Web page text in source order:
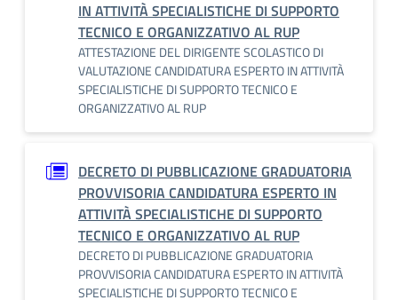
IN ATTIVITÀ SPECIALISTICHE DI SUPPORTO
TECNICO E ORGANIZZATIVO AL RUP
ATTESTAZIONE DEL DIRIGENTE SCOLASTICO DI
VALUTAZIONE CANDIDATURA ESPERTO IN ATTIVITÀ
SPECIALISTICHE DI SUPPORTO TECNICO E
ORGANIZZATIVO AL RUP
DECRETO DI PUBBLICAZIONE GRADUATORIA
PROVVISORIA CANDIDATURA ESPERTO IN
ATTIVITÀ SPECIALISTICHE DI SUPPORTO
TECNICO E ORGANIZZATIVO AL RUP
DECRETO DI PUBBLICAZIONE GRADUATORIA
PROVVISORIA CANDIDATURA ESPERTO IN ATTIVITÀ
SPECIALISTICHE DI SUPPORTO TECNICO E